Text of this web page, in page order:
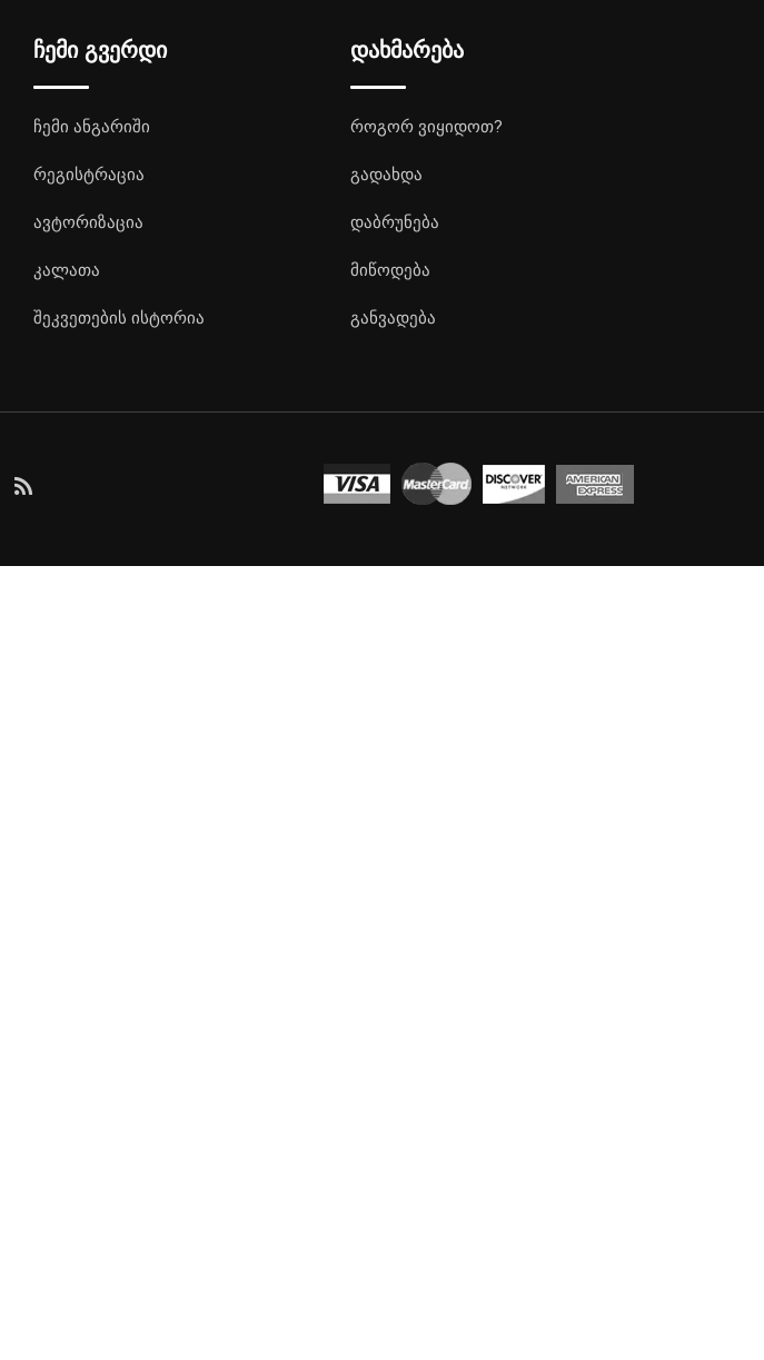
ჩემი გვერდი
ჩემი ანგარიში
რეგისტრაცია
ავტორიზაცია
კალათა
შეკვეთების ისტორია
დახმარება
როგორ ვიყიდოთ?
გადახდა
დაბრუნება
მიწოდება
განვადება